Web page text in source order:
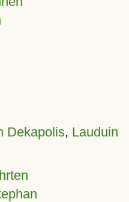
Dekapolis, Lauduin